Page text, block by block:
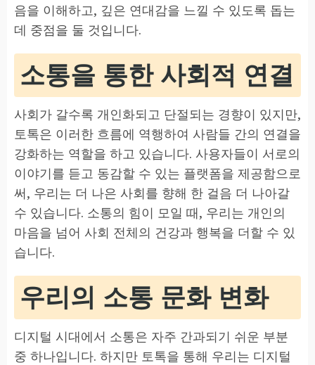
음을 이해하고, 깊은 연대감을 느낄 수 있도록 돕는
데 중점을 둘 것입니다.
소통을 통한 사회적 연결
사회가 갈수록 개인화되고 단절되는 경향이 있지만,
토톡은 이러한 흐름에 역행하여 사람들 간의 연결을
강화하는 역할을 하고 있습니다. 사용자들이 서로의
이야기를 듣고 동감할 수 있는 플랫폼을 제공함으로
써, 우리는 더 나은 사회를 향해 한 걸음 더 나아갈
수 있습니다. 소통의 힘이 모일 때, 우리는 개인의
마음을 넘어 사회 전체의 건강과 행복을 더할 수 있
습니다.
우리의 소통 문화 변화
디지털 시대에서 소통은 자주 간과되기 쉬운 부분
중 하나입니다. 하지만 토톡을 통해 우리는 디지털